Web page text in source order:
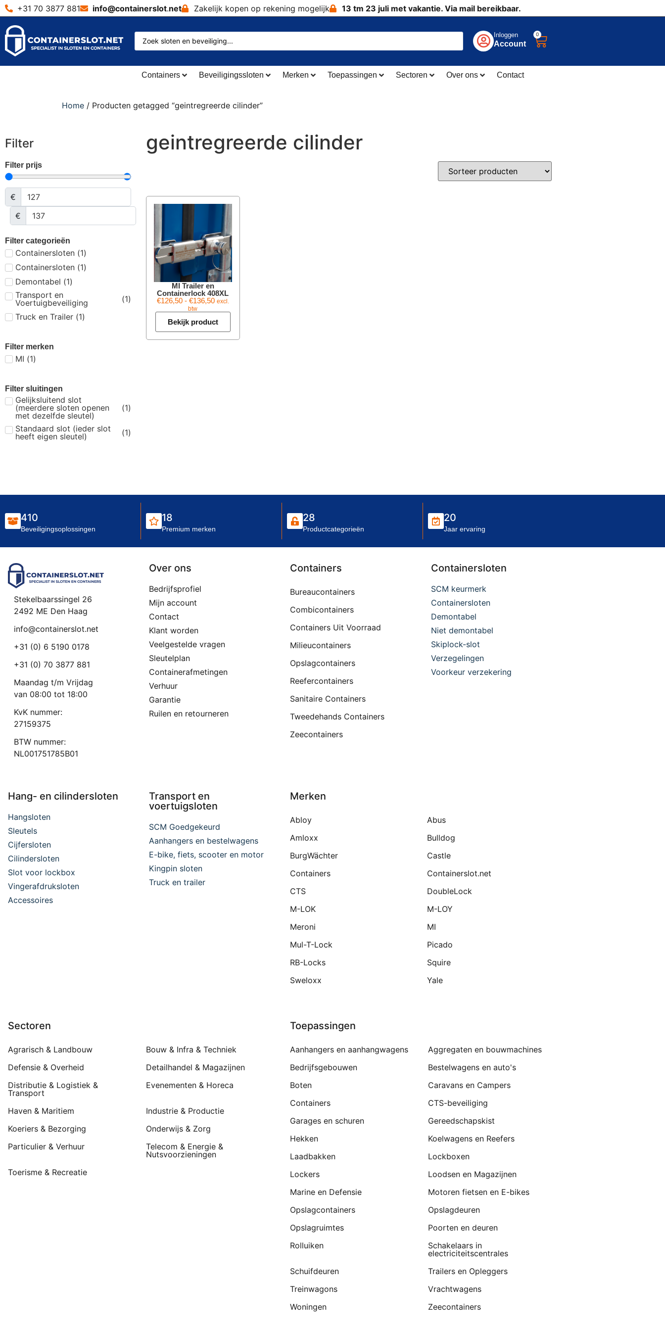
+31 70 3877 881 info@containerslot.net Zakelijk kopen op rekening mogelijk 13 tm 23 juli met vakantie. Via mail bereikbaar.
Inloggen
Account
0
Containers Beveiligingssloten Merken Toepassingen Sectoren Over ons Contact
Home / Producten getagged “geintregreerde cilinder”
Filter
Filter prijs
€
€
Filter categorieën
Containersloten (1)
Containersloten (1)
Demontabel (1)
Transport en
Voertuigbeveiliging
(1)
Truck en Trailer (1)
Filter merken
MI (1)
Filter sluitingen
Gelijksluitend slot
(meerdere sloten openen
met dezelfde sleutel)
(1)
Standaard slot (ieder slot
heeft eigen sleutel)
(1)
geintregreerde cilinder
MI Trailer en
Containerlock 408XL
€126,50 - €136,50 excl.
btw
Bekijk product
410
Beveiligingsoplossingen
18
Premium merken
28
Productcategorieën
20
Jaar ervaring
Stekelbaarssingel 26
2492 ME Den Haag
info@containerslot.net
+31 (0) 6 5190 0178
+31 (0) 70 3877 881
Maandag t/m Vrijdag
van 08:00 tot 18:00
KvK nummer:
27159375
BTW nummer:
NL001751785B01
Over ons
Bedrijfsprofiel
Mijn account
Contact
Klant worden
Veelgestelde vragen
Sleutelplan
Containerafmetingen
Verhuur
Garantie
Ruilen en retourneren
Containers
Bureaucontainers
Combicontainers
Containers Uit Voorraad
Milieucontainers
Opslagcontainers
Reefercontainers
Sanitaire Containers
Tweedehands Containers
Zeecontainers
Containersloten
SCM keurmerk
Containersloten
Demontabel
Niet demontabel
Skiplock-slot
Verzegelingen
Voorkeur verzekering
Hang- en cilindersloten
Hangsloten
Sleutels
Cijfersloten
Cilindersloten
Slot voor lockbox
Vingerafdruksloten
Accessoires
Transport en
voertuigsloten
SCM Goedgekeurd
Aanhangers en bestelwagens
E-bike, fiets, scooter en motor
Kingpin sloten
Truck en trailer
Merken
Abloy
Abus
Amloxx
Bulldog
BurgWächter
Castle
Containers
Containerslot.net
CTS
DoubleLock
M-LOK
M-LOY
Meroni
MI
Mul-T-Lock
Picado
RB-Locks
Squire
Sweloxx
Yale
Sectoren
Agrarisch & Landbouw
Bouw & Infra & Techniek
Defensie & Overheid
Detailhandel & Magazijnen
Distributie & Logistiek &
Transport
Evenementen & Horeca
Haven & Maritiem
Industrie & Productie
Koeriers & Bezorging
Onderwijs & Zorg
Particulier & Verhuur
Telecom & Energie &
Nutsvoorzieningen
Toerisme & Recreatie
Toepassingen
Aanhangers en aanhangwagens
Aggregaten en bouwmachines
Bedrijfsgebouwen
Bestelwagens en auto's
Boten
Caravans en Campers
Containers
CTS-beveiliging
Garages en schuren
Gereedschapskist
Hekken
Koelwagens en Reefers
Laadbakken
Lockboxen
Lockers
Loodsen en Magazijnen
Marine en Defensie
Motoren fietsen en E-bikes
Opslagcontainers
Opslagdeuren
Opslagruimtes
Poorten en deuren
Rolluiken
Schakelaars in
electriciteitscentrales
Schuifdeuren
Trailers en Opleggers
Treinwagons
Vrachtwagens
Woningen
Zeecontainers